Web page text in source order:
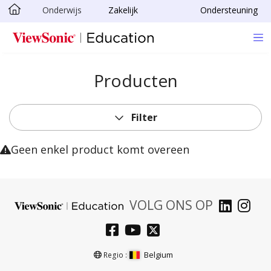
Ga naar hoofdinhoud
Onderwijs Zakelijk Ondersteuning
Producten
Filter
Geen enkel product komt overeen
VOLG ONS OP
Regio : Belgium